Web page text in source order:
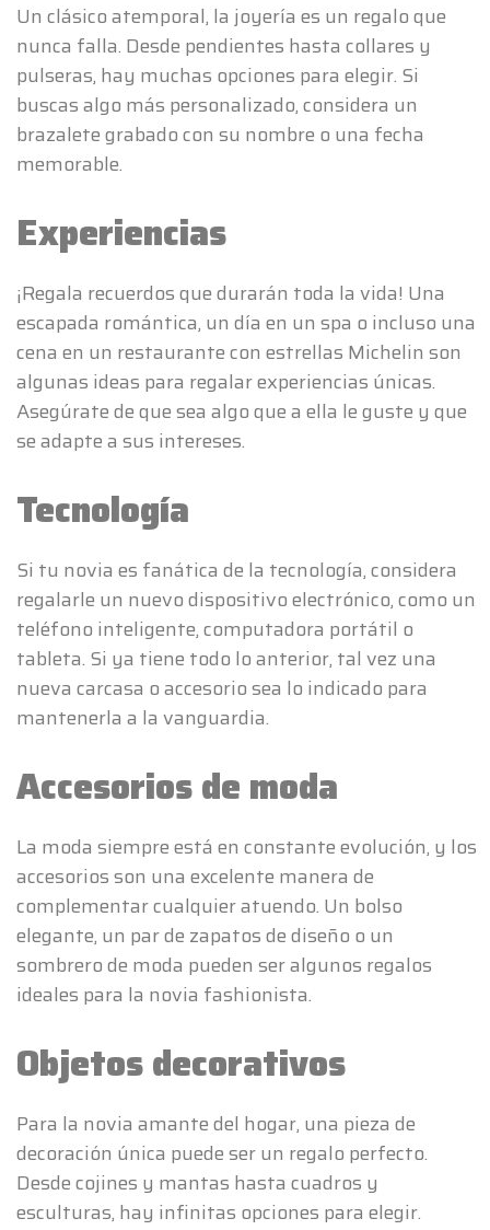
Un clásico atemporal, la joyería es un regalo que
nunca falla. Desde pendientes hasta collares y
pulseras, hay muchas opciones para elegir. Si
buscas algo más personalizado, considera un
brazalete grabado con su nombre o una fecha
memorable.
Experiencias
¡Regala recuerdos que durarán toda la vida! Una
escapada romántica, un día en un spa o incluso una
cena en un restaurante con estrellas Michelin son
algunas ideas para regalar experiencias únicas.
Asegúrate de que sea algo que a ella le guste y que
se adapte a sus intereses.
Tecnología
Si tu novia es fanática de la tecnología, considera
regalarle un nuevo dispositivo electrónico, como un
teléfono inteligente, computadora portátil o
tableta. Si ya tiene todo lo anterior, tal vez una
nueva carcasa o accesorio sea lo indicado para
mantenerla a la vanguardia.
Accesorios de moda
La moda siempre está en constante evolución, y los
accesorios son una excelente manera de
complementar cualquier atuendo. Un bolso
elegante, un par de zapatos de diseño o un
sombrero de moda pueden ser algunos regalos
ideales para la novia fashionista.
Objetos decorativos
Para la novia amante del hogar, una pieza de
decoración única puede ser un regalo perfecto.
Desde cojines y mantas hasta cuadros y
esculturas, hay infinitas opciones para elegir.